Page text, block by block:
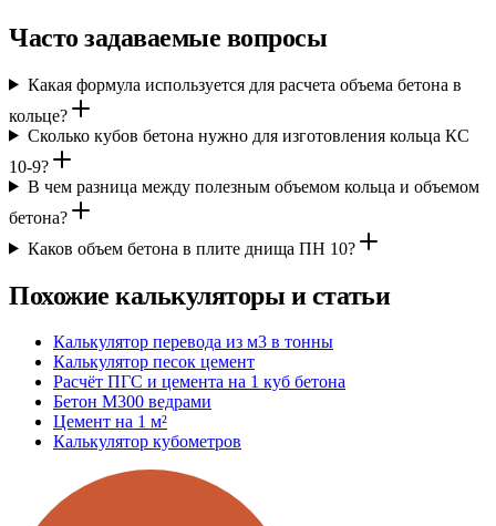
Часто задаваемые вопросы
Какая формула используется для расчета объема бетона в
кольце?
Сколько кубов бетона нужно для изготовления кольца КС
10-9?
В чем разница между полезным объемом кольца и объемом
бетона?
Каков объем бетона в плите днища ПН 10?
Похожие калькуляторы и статьи
Калькулятор перевода из м3 в тонны
Калькулятор песок цемент
Расчёт ПГС и цемента на 1 куб бетона
Бетон М300 ведрами
Цемент на 1 м²
Калькулятор кубометров